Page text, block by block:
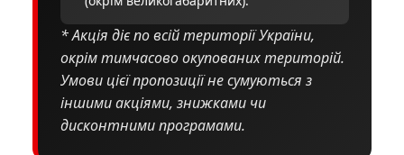
* Акція діє по всій території України,
окрім тимчасово окупованих територій.
Умови цієї пропозиції не сумуються з
іншими акціями, знижками чи
дисконтними програмами.